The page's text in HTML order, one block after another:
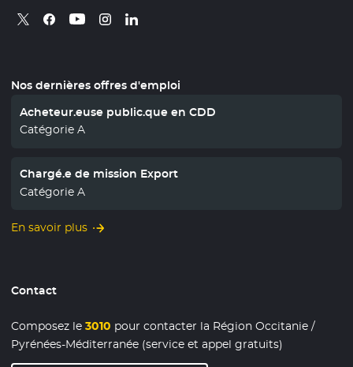
Retrouvez nous sur X
- Nouvelle fenêtre
Retrouvez nous sur Facebook
- Nouvelle fenêtre
Retrouvez nous sur Youtube
- Nouvelle fenêtre
Retrouvez nous sur Instagram
- Nouvelle fenêtre
Retrouvez nous sur Linkedin
- Nouvelle fenêtre
Nos dernières offres d'emploi
Acheteur.euse public.que en CDD
Catégorie A
Chargé.e de mission Export
Catégorie A
En savoir plus
Contact
Composez le3010 pour contacter la Région Occitanie /
Pyrénées-Méditerranée (service et appel gratuits)